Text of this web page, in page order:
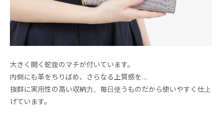
大きく開く蛇腹のマチが付いています。
内側にも革をちりばめ、さらなる上質感を...
抜群に実用性の高い収納力。毎日使うものだから使いやすく仕上
げています。